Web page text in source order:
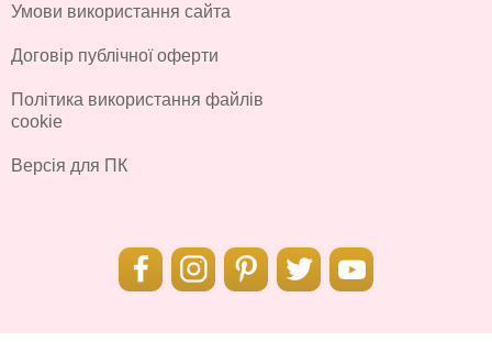
Умови використання сайта
Договір публічної оферти
Політика використання файлів
cookie
Версія для ПК